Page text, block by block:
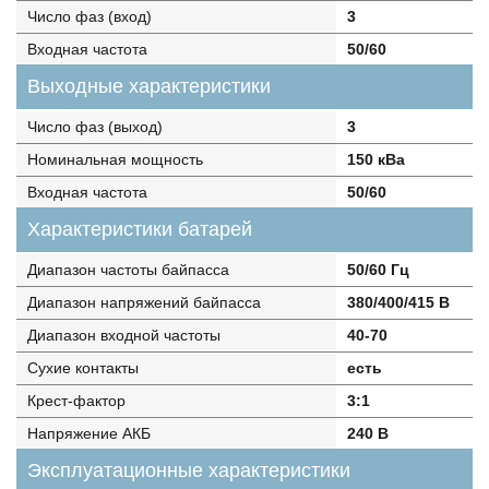
Число фаз (вход)
3
Входная частота
50/60
Выходные характеристики
Число фаз (выход)
3
Номинальная мощность
150 кВа
Входная частота
50/60
Характеристики батарей
Диапазон частоты байпасса
50/60 Гц
Диапазон напряжений байпасса
380/400/415 В
Диапазон входной частоты
40-70
Сухие контакты
есть
Крест-фактор
3:1
Напряжение АКБ
240 В
Эксплуатационные характеристики